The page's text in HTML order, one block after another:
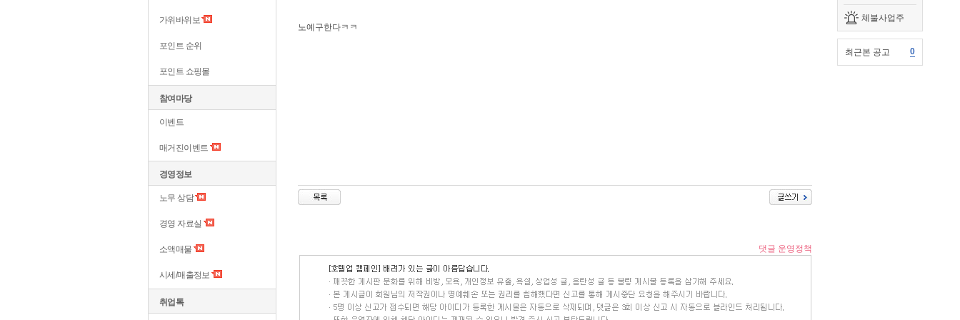
체불사업주
최근본 공고 0
가위바위보
포인트 순위
포인트 쇼핑몰
참여마당
이벤트
매거진이벤트
경영정보
노무 상담
경영 자료실
소액매물
시세/매출정보
취업톡
노예구한다ㅋㅋ